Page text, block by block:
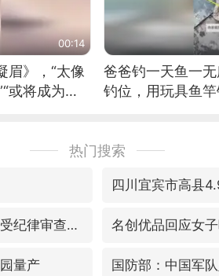
00:14
眉》，“太像
或将成为首
爸爸钓一天鱼一
钓位，用玩具鱼竿
热门搜索
四川宜宾市高县
福建省泉州市委书记张毅恭接受纪律审查和监察调查 名创优品回应女
量产